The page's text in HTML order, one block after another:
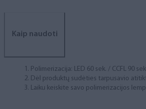
Kaip naudoti
Polimerizacija: LED 60 sek. / CCFL 90
Dėl produktų sudėties tarpusavio
Laiku keiskite savo polimerizacijos